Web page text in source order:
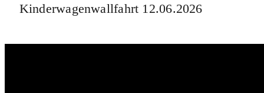
Kinderwagenwallfahrt 12.06.2026